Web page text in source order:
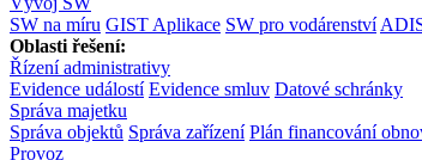
SW na míru GIST Aplikace SW pro vodárenství
Oblasti řešení:
Řízení administrativy
Evidence událostí Evidence smluv Datové schránky
Správa majetku
Správa objektů Správa zařízení Plán financování
Provoz